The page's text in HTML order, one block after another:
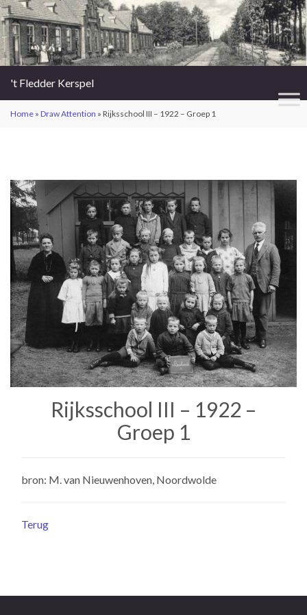
't Fledder Kerspel
Home » Draw Attention » Rijksschool III – 1922 – Groep 1
Rijksschool III – 1922 –
Groep 1
bron: M. van Nieuwenhoven, Noordwolde
Terug